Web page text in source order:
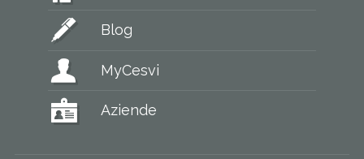
Blog
MyCesvi
Aziende